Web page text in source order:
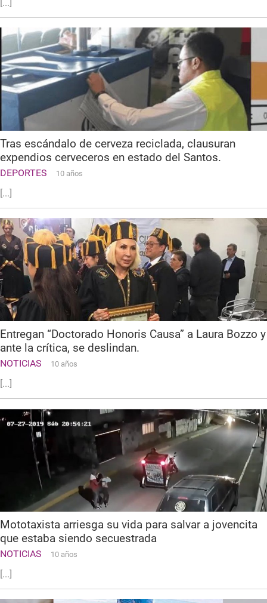
[...]
Tras escándalo de cerveza reciclada, clausuran
expendios cerveceros en estado del Santos.
DEPORTES 10 años
[...]
Entregan “Doctorado Honoris Causa” a Laura Bozzo y
ante la crítica, se deslindan.
NOTICIAS 10 años
[...]
Mototaxista arriesga su vida para salvar a jovencita
que estaba siendo secuestrada
NOTICIAS 10 años
[...]